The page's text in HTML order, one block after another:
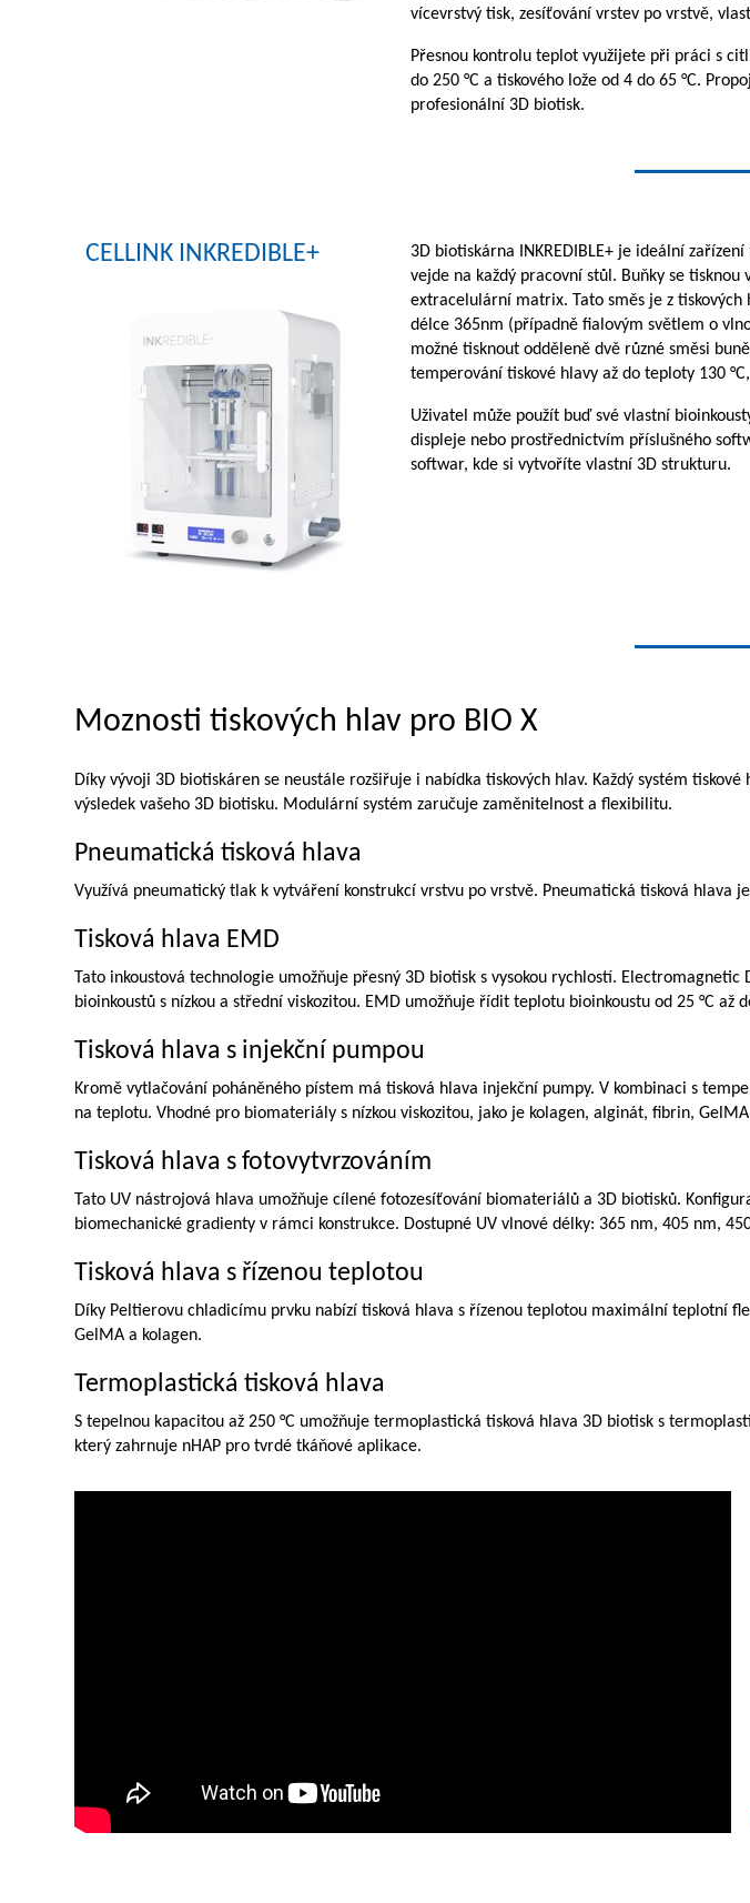
vícevrstvý tisk, zesíťování vrstev po vrstvě,
Přesnou kontrolu teplot využijete při práci s
do 250 °C a tiskového lože od 4 do 65 °C.
profesionální 3D biotisk.
CELLINK INKREDIBLE+
3D biotiskárna INKREDIBLE+ je ideální
vejde na každý pracovní stůl. Buňky se
extracelulární matrix. Tato směs je z
délce 365nm (případně fialovým světlem o
možné tisknout odděleně dvě různé směsi
temperování tiskové hlavy až do teploty 130
Uživatel může použít buď své vlastní
displeje nebo prostřednictvím příslušného
softwar, kde si vytvoříte vlastní 3D strukturu.
Moznosti tiskových hlav pro BIO X
Díky vývoji 3D biotiskáren se neustále rozšiřuje i nabídka tiskových hlav. Každý systém
výsledek vašeho 3D biotisku. Modulární systém zaručuje zaměnitelnost a flexibilitu.
Pneumatická tisková hlava
Využívá pneumatický tlak k vytváření konstrukcí vrstvu po vrstvě. Pneumatická tisková hlava
Tisková hlava EMD
Tato inkoustová technologie umožňuje přesný 3D biotisk s vysokou rychlostí.
bioinkoustů s nízkou a střední viskozitou. EMD umožňuje řídit teplotu bioinkoustu od 25 °C až
Tisková hlava s injekční pumpou
Kromě vytlačování poháněného pístem má tisková hlava injekční pumpy. V kombinaci s
na teplotu. Vhodné pro biomateriály s nízkou viskozitou, jako je kolagen, alginát, fibrin,
Tisková hlava s fotovytvrzováním
Tato UV nástrojová hlava umožňuje cílené fotozesíťování biomateriálů a 3D biotisků.
biomechanické gradienty v rámci konstrukce. Dostupné UV vlnové délky: 365 nm, 405 nm,
Tisková hlava s řízenou teplotou
Díky Peltierovu chladicímu prvku nabízí tisková hlava s řízenou teplotou maximální teplotní
GelMA a kolagen.
Termoplastická tisková hlava
S tepelnou kapacitou až 250 °C umožňuje termoplastická tisková hlava 3D biotisk s
který zahrnuje nHAP pro tvrdé tkáňové aplikace.